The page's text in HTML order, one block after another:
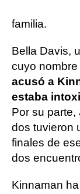
familia.
Bella Davis,
cuyo
acusó a
estaba
Por su
dos tuvieron
finales de
dos
Kinnaman